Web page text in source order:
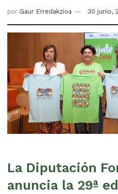
por Gaur Erredakzioa 30 junio,
La Diputación
anuncia la 29ª